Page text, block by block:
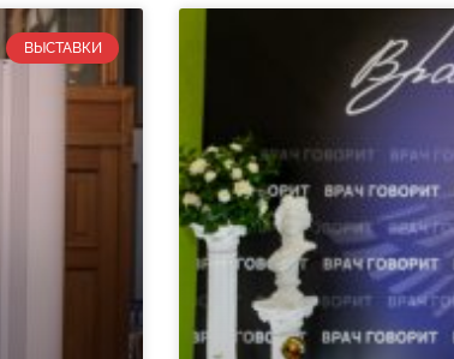
ВЫСТАВКИ